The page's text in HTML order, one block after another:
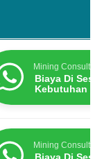
Terbatas
Mining Consultants
Biaya Di
Kebutuhan
Mining Consultants